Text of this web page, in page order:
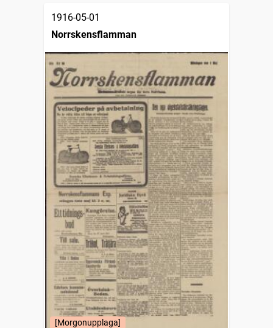
1916-05-01
Norrskensflamman
[Morgonupplaga]